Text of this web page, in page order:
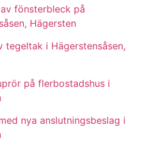
fönsterbleck på
Hägersten
i Hägerstensåsen,
på flerbostadshus i
nya anslutningsbeslag i